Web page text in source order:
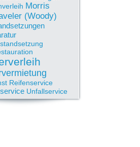
Morris
(Woody)
Reifenservice
Unfallservice